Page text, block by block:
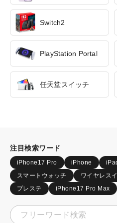
Switch2
PlayStation Portal
任天堂スイッチ
注目検索ワード
iPhone17 Pro iPhone
スマートウォッチ
ワイヤレス
プレステ
iPhone17 Pro Max